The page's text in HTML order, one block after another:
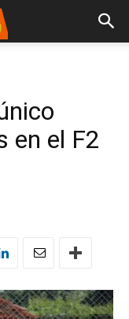
en el F2